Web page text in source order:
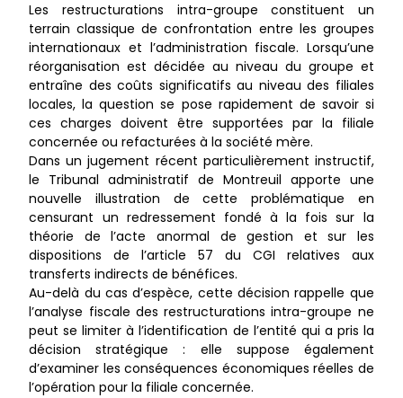
Les restructurations intra-groupe constituent un
terrain classique de confrontation entre les groupes
internationaux et l’administration fiscale. Lorsqu’une
réorganisation est décidée au niveau du groupe et
entraîne des coûts significatifs au niveau des filiales
locales, la question se pose rapidement de savoir si
ces charges doivent être supportées par la filiale
concernée ou refacturées à la société mère.
Dans un jugement récent particulièrement instructif,
le Tribunal administratif de Montreuil apporte une
nouvelle illustration de cette problématique en
censurant un redressement fondé à la fois sur la
théorie de l’acte anormal de gestion et sur les
dispositions de l’article 57 du CGI relatives aux
transferts indirects de bénéfices.
Au-delà du cas d’espèce, cette décision rappelle que
l’analyse fiscale des restructurations intra-groupe ne
peut se limiter à l’identification de l’entité qui a pris la
décision stratégique : elle suppose également
d’examiner les conséquences économiques réelles de
l’opération pour la filiale concernée.